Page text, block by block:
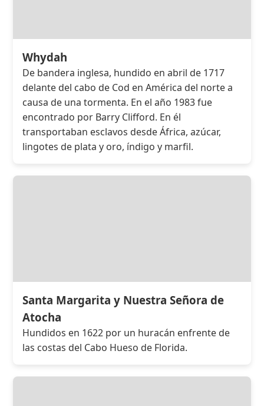
Whydah
De bandera inglesa, hundido en abril de 1717
delante del cabo de Cod en América del norte a
causa de una tormenta. En el año 1983 fue
encontrado por Barry Clifford. En él
transportaban esclavos desde África, azúcar,
lingotes de plata y oro, índigo y marfil.
Santa Margarita y Nuestra Señora de
Atocha
Hundidos en 1622 por un huracán enfrente de
las costas del Cabo Hueso de Florida.